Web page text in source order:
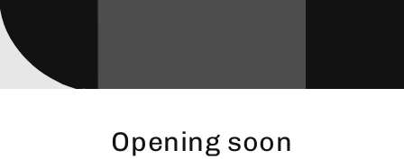
Opening soon